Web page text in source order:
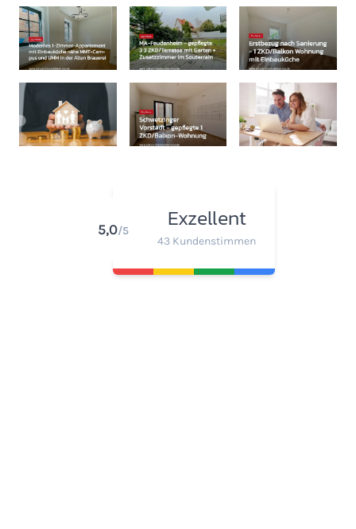
5,0/5 Exzellent
43 Kundenstimmen